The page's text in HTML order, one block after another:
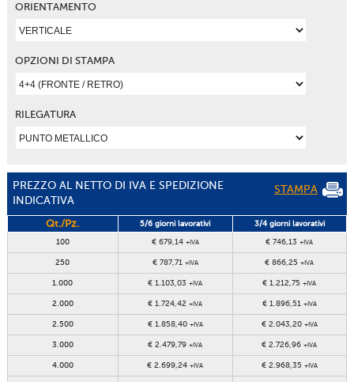
ORIENTAMENTO
OPZIONI DI STAMPA
RILEGATURA
PREZZO AL NETTO DI IVA E SPEDIZIONE
INDICATIVA
STAMPA
Qt./Pz. 5/6 giorni lavorativi 3/4 giorni lavorativi
100 € 679,14 +IVA € 746,13+IVA
250 € 787,71 +IVA € 866,25+IVA
1.000 € 1.103,03+IVA € 1.212,75+IVA
2.000 € 1.724,42+IVA € 1.896,51 +IVA
2.500 € 1.858,40 +IVA € 2.043,20 +IVA
3.000 € 2.479,79+IVA € 2.726,96+IVA
4.000 € 2.699,24+IVA € 2.968,35 +IVA